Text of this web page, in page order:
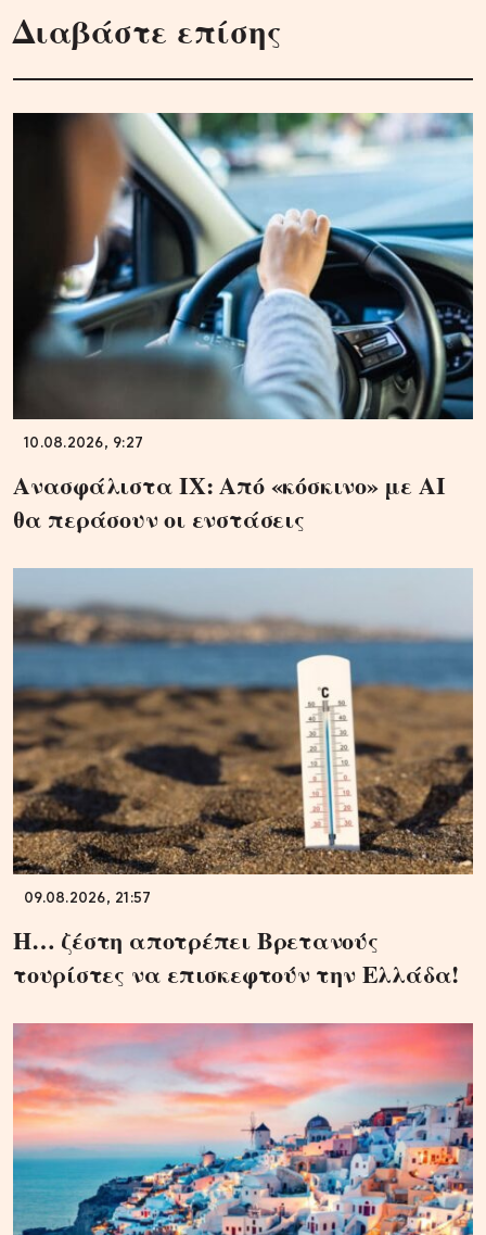
Διαβάστε επίσης
10.08.2026, 9:27
Ανασφάλιστα ΙΧ: Από «κόσκινο» με AI
θα περάσουν οι ενστάσεις
09.08.2026, 21:57
Η… ζέστη αποτρέπει Βρετανούς
τουρίστες να επισκεφτούν την Ελλάδα!